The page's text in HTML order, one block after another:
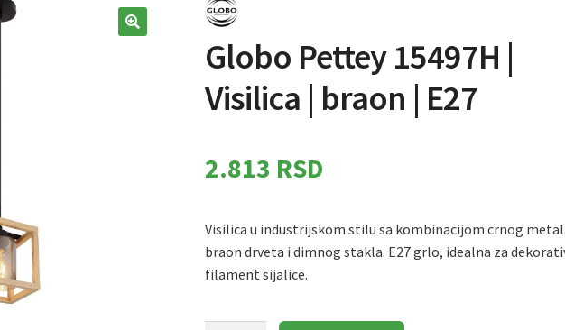
Globo Pettey 15497H |
Visilica | braon | E27
2.813 RSD
Visilica u industrijskom stilu sa kombinacijom crnog
braon drveta i dimnog stakla. E27 grlo, idealna za
filament sijalice.